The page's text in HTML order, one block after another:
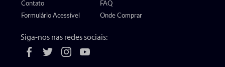
Contato
Formulário Acessível
FAQ
Onde Comprar
Siga-nos nas redes sociais: